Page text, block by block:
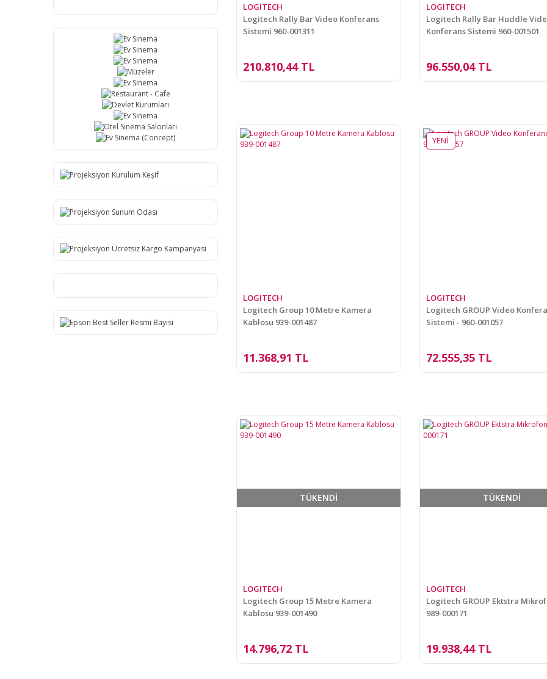
LOGITECH
Logitech Rally Bar Video Konferans
Sistemi 960-001311
210.810,44 TL
LOGITECH
Logitech Rally Bar Huddle
Konferans Sistemi 960-001501
96.550,04 TL
LOGITECH
Logitech Group 10 Metre Kamera
Kablosu 939-001487
11.368,91 TL
YENİ
LOGITECH
Logitech GROUP Video
Sistemi - 960-001057
72.555,35 TL
TÜKENDİ
LOGITECH
Logitech Group 15 Metre Kamera
Kablosu 939-001490
14.796,72 TL
TÜKENDİ
LOGITECH
Logitech GROUP Ektstra
989-000171
19.938,44 TL